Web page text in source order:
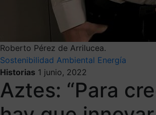
Roberto Pérez de Arrilucea.
Sostenibilidad Ambiental Energía
Historias 1 junio, 2022
Aztes: “Para